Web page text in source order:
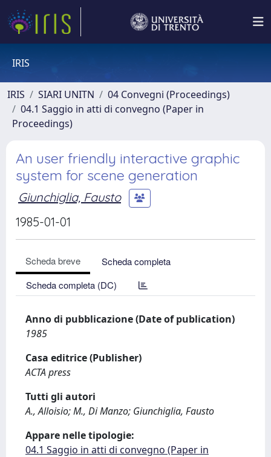
IRIS
IRIS SIARI UNITN
04 Convegni (Proceedings)
04.1 Saggio in atti di convegno (Paper in
Proceedings)
An user friendly interactive graphic
system for scene generation
Giunchiglia, Fausto
1985-01-01
Scheda breve
Scheda completa
Scheda completa (DC)
Anno di pubblicazione (Date of publication)
1985
Casa editrice (Publisher)
ACTA press
Tutti gli autori
A., Alloisio; M., Di Manzo; Giunchiglia, Fausto
Appare nelle tipologie:
04.1 Saggio in atti di convegno (Paper in